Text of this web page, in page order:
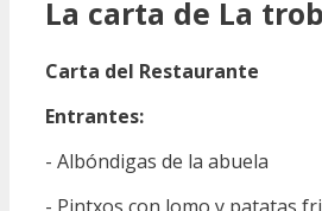
La carta de La
Carta del Restaurante
Entrantes:
- Albóndigas de la abuela